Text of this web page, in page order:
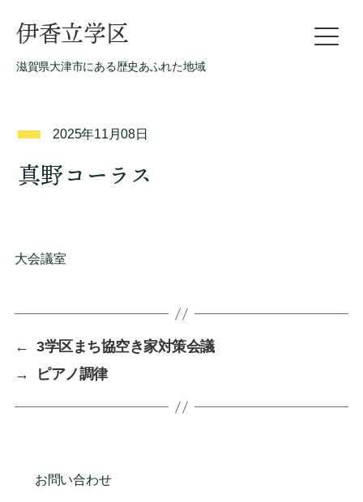
伊香立学区
滋賀県大津市にある歴史あふれた地域
2025年11月08日
真野コーラス
大会議室
←
3学区まち協空き家対策会議
→
ピアノ調律
お問い合わせ